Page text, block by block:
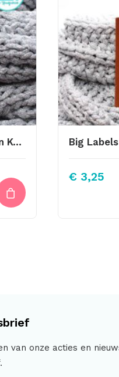
Big Labels 8x3cm Konijn Kopje
€ 3,25
van onze acties en